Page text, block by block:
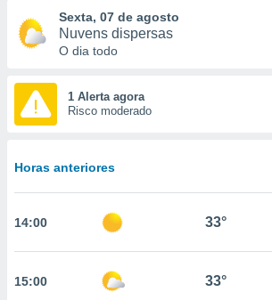
e
digital
ou
permite-
Sexta, 07 de agosto
Nuvens dispersas
O dia todo
1 Alerta agora
Risco moderado
Horas anteriores
14:00 33°
15:00 33°